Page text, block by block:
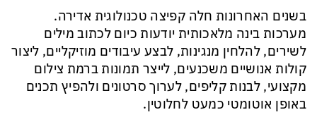
בשנים האחרונות חלה קפיצה טכנולוגית אדירה.
מערכות בינה מלאכותית יודעות כיום לכתוב מילים
לשירים, להלחין מנגינות, לבצע עיבודים מוזיקליים, ליצור
קולות אנושיים משכנעים, לייצר תמונות ברמת צילום
מקצועי, לבנות קליפים, לערוך סרטונים ולהפיץ תכנים
באופן אוטומטי כמעט לחלוטין.